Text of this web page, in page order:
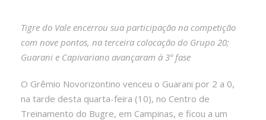
Tigre do Vale encerrou sua participação na competição
com nove pontos, na terceira colocação do Grupo 20;
Guarani e Capivariano avançaram à 3ª fase
O Grêmio Novorizontino venceu o Guarani por 2 a 0,
na tarde desta quarta-feira (10), no Centro de
Treinamento do Bugre, em Campinas, e ficou a um